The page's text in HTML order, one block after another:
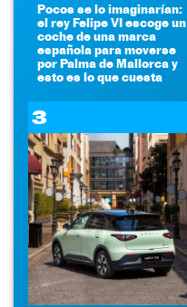
Pocos se lo imaginarían:
el rey Felipe VI escoge un
coche de una marca
española para moverse
por Palma de Mallorca y
esto es lo que cuesta
3